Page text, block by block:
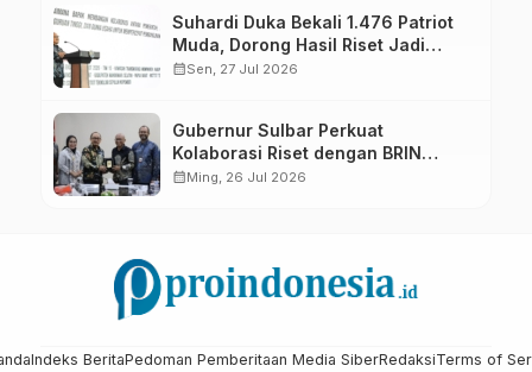
Suhardi Duka Bekali 1.476 Patriot
Muda, Dorong Hasil Riset Jadi
Dasar Kebijakan Transmigrasi
calendar_monthSen, 27 Jul 2026
Gubernur Sulbar Perkuat
Kolaborasi Riset dengan BRIN
untuk Mendukung Pembangunan
calendar_monthMing, 26 Jul 2026
Indeks BeritaPedoman Pemberitaan Media SiberRedaksiTerms of